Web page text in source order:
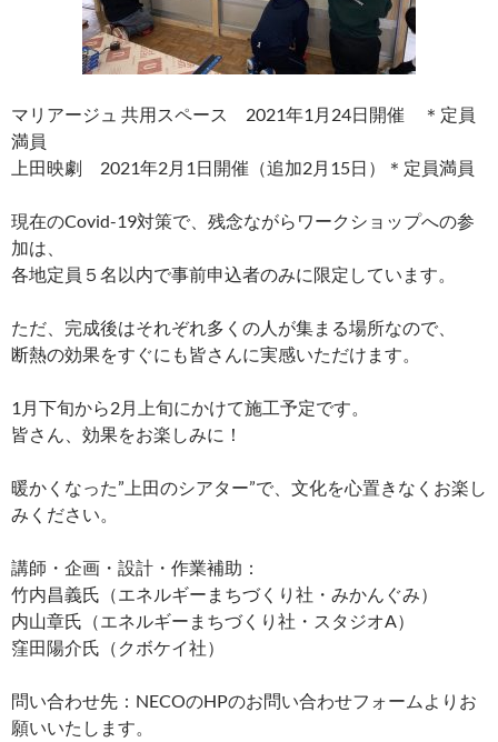
マリアージュ 共用スペース 2021年1月24日開催 ＊定員
満員
上田映劇 2021年2月1日開催（追加2月15日）＊定員満員
現在のCovid-19対策で、残念ながらワークショップへの参
加は、
各地定員５名以内で事前申込者のみに限定しています。
ただ、完成後はそれぞれ多くの人が集まる場所なので、
断熱の効果をすぐにも皆さんに実感いただけます。
1月下旬から2月上旬にかけて施工予定です。
皆さん、効果をお楽しみに！
暖かくなった”上田のシアター”で、文化を心置きなくお楽し
みください。
講師・企画・設計・作業補助：
竹内昌義氏（エネルギーまちづくり社・みかんぐみ）
内山章氏（エネルギーまちづくり社・スタジオA）
窪田陽介氏（クボケイ社）
問い合わせ先：NECOのHPのお問い合わせフォームよりお
願いいたします。